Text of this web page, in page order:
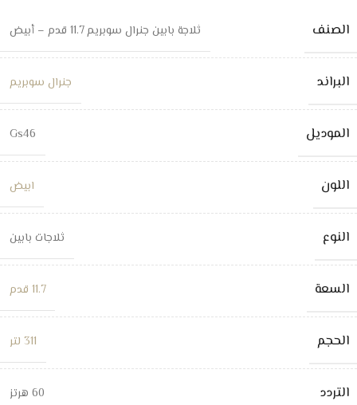
الصنف ثلاجة بابين جنرال سوبريم 11.7 قدم – أبيض
البراند جنرال سوبريم
الموديل Gs46
اللون ابيض
النوع ثلاجات بابين
السعة 11.7 قدم
الحجم 311 لتر
التردد 60 هرتز